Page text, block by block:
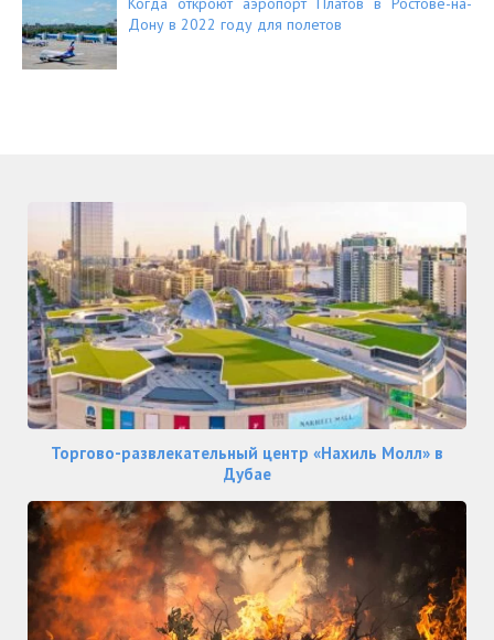
Дону в 2022 году для полетов
Торгово-развлекательный центр «Нахиль Молл» в
Дубае